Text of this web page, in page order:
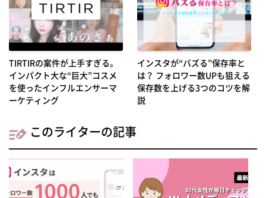
TIRTIRの案件が上手すぎる。
インパクト大な“巨大”コスメ
を使ったインフルエンサーマ
ーケティング
インスタが“バズる”保存率と
は？ フォロワー数UPも狙える
保存数を上げる3つのコツを解
説
このライターの記事